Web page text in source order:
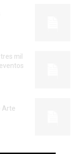
mil
Arte